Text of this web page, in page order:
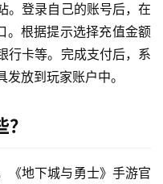
。登录自己的账号后，在
。根据提示选择充值金额
行卡等。完成支付后，系
放到玩家账户中。
《地下城与勇士》手游官